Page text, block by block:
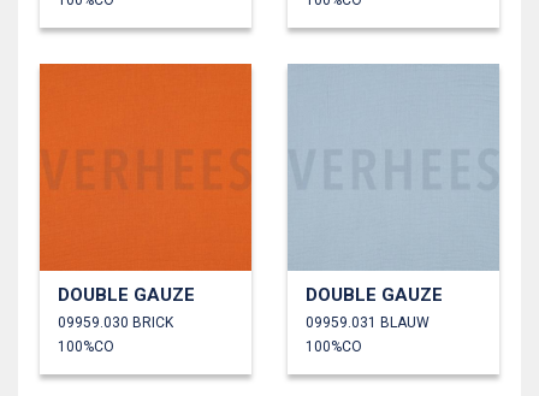
DOUBLE GAUZE
09959.030 BRICK
100%CO
DOUBLE GAUZE
09959.031 BLAUW
100%CO